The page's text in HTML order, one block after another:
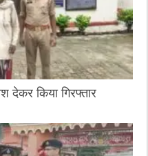
देकर किया गिरफ्तार